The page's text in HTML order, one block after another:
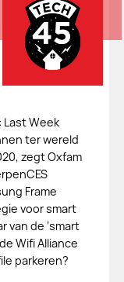
Week
ter wereld
zegt Oxfam
Frame
voor smart
van de ‘smart
Wifi Alliance
parkeren?